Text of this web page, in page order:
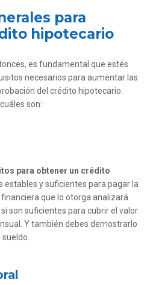
para
hipotecario
es fundamental que estés
necesarios para aumentar las
del crédito hipotecario.
son:
para obtener un crédito
estables y suficientes para pagar la
que lo otorga analizará
son suficientes para cubrir el valor
Y también debes demostrarlo